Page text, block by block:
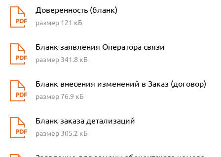
Доверенность (бланк)
размер 121 кБ
Бланк заявления Оператора связи
размер 341.8 кБ
Бланк внесения изменений в Заказ (договор)
размер 76.9 кБ
Бланк заказа детализаций
размер 305.2 кБ